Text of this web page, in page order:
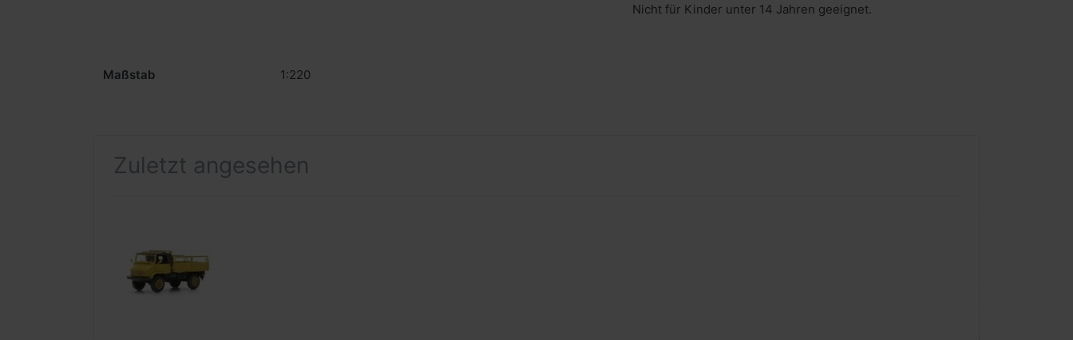
Nicht für Kinder unter 14 Jahren geeignet.
Maßstab 1:220
Zuletzt angesehen